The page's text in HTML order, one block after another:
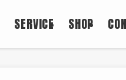
SERVICE SHOP